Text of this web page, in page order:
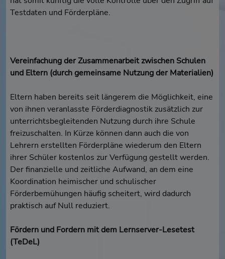
Testdaten und Förderpläne.
Vereinfachung der Zusammenarbeit zwischen Schulen
und Eltern (durch gemeinsame Nutzung der Materialien)
Eltern haben bereits seit längerem die Möglichkeit, eine
von ihnen veranlasste Förderdiagnostik zusätzlich zur
unterrichtsbegleitenden Nutzung durch ihre Schule
freizuschalten. In Kürze können dann auch die von
Lehrern erstellten Förderpläne wiederum den Eltern
ihrer Schüler kostenlos zur Verfügung gestellt werden.
Der finanzielle und zeitliche Aufwand, an dem eine
Koordination heimischer und schulischer
Förderbemühungen häufig scheitert, wird dadurch
praktisch auf Null reduziert.
Fördern und Fordern mit dem Lernserver-Lesetest
(TeDeL)